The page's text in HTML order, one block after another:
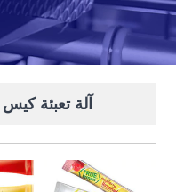
آلة تعبئة